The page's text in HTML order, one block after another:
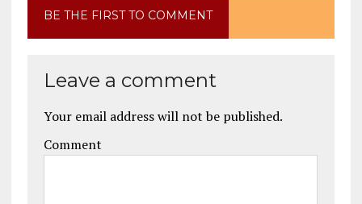
BE THE FIRST TO COMMENT
Leave a comment
Your email address will not be published.
Comment